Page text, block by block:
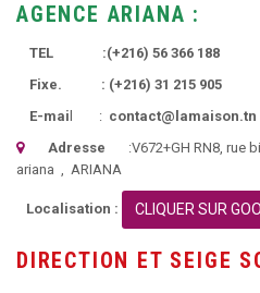
AGENCE ARIANA :
TEL :(+216) 56 366 188
Fixe. : (+216) 31 215 905
E-mai l : contact@lamaison.tn
Adresse :V672+GH RN8, rue
ariana , ARIANA
Localisation : CLIQUER SUR
DIRECTION ET SEIGE